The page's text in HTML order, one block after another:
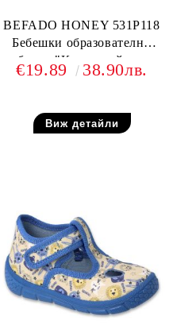
BEFADO HONEY 531P118
Бебешки образователни
обувки "Коя на кой крак
е?!"
€19.89 38.90лв.
Виж детайли